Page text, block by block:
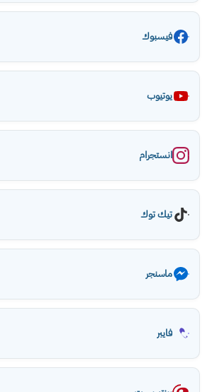
فيسبوك
يوتيوب
انستجرام
تيك توك
ماسنجر
فايبر